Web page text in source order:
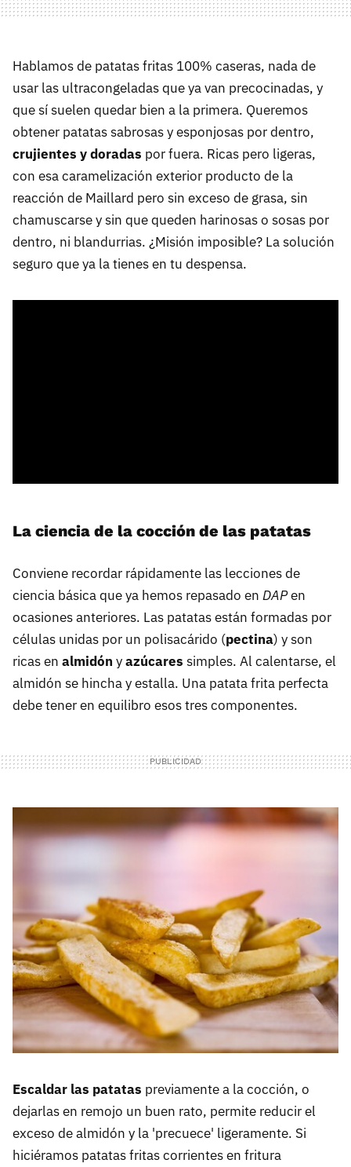
Hablamos de patatas fritas 100% caseras, nada de
usar las ultracongeladas que ya van precocinadas, y
que sí suelen quedar bien a la primera. Queremos
obtener patatas sabrosas y esponjosas por dentro,
crujientes y doradas por fuera. Ricas pero ligeras,
con esa caramelización exterior producto de la
reacción de Maillard pero sin exceso de grasa, sin
chamuscarse y sin que queden harinosas o sosas por
dentro, ni blandurrias. ¿Misión imposible? La solución
seguro que ya la tienes en tu despensa.
La ciencia de la cocción de las patatas
Conviene recordar rápidamente las lecciones de
ciencia básica que ya hemos repasado en DAPen
ocasiones anteriores. Las patatas están formadas por
células unidas por un polisacárido (pectina) y son
ricas en almidón yazúcares simples. Al calentarse, el
almidón se hincha y estalla. Una patata frita perfecta
debe tener en equilibro esos tres componentes.
Escaldar las patatas previamente a la cocción, o
dejarlas en remojo un buen rato, permite reducir el
exceso de almidón y la 'precuece' ligeramente. Si
hiciéramos patatas fritas corrientes en fritura